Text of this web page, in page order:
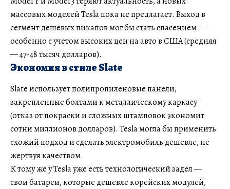
массовых моделей Tesla пока не предлагает. Выход в
сегмент дешевых пикапов мог бы стать спасением —
особенно с учетом высоких цен на авто в США (средняя
— 47-48 тысяч долларов).
Экономия в стиле Slate
Slate использует полипропиленовые панели,
закрепленные болтами к металлическому каркасу
(отказ от покраски и сложных штамповок экономит
сотни миллионов долларов). Tesla могла бы применить
схожий подход и сделать электромобиль дешевле, не
жертвуя качеством.
К тому же у Tesla уже есть технологический задел —
свои батареи, которые дешевле корейских модулей,